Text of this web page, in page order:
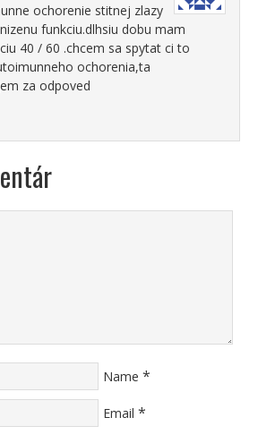
ochorenie stitnej zlazy
funkciu.dlhsiu dobu mam
40 / 60 .chcem sa spytat ci to
ochorenia,ta
za odpoved
Name *
Email *